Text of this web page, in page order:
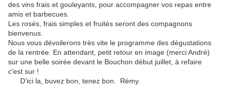
des vins frais et gouleyants, pour accompagner vos repas entre
amis et barbecues.
Les rosés, frais simples et fruités seront des compagnons
bienvenus.
Nous vous dévoilerons très vite le programme des dégustations
de la rentrée. En attendant, petit retour en image (merci André)
sur une belle soirée devant le Bouchon début juillet, à refaire
c'est sur !
D’ici la, buvez bon, tenez bon. Rémy.